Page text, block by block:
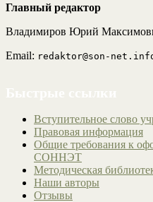
Главный редактор
Владимиров Юрий
Email: redaktor@son-
Вступительное слово
Правовая информация
Общие требования к
СОННЭТ
Методическая
Наши авторы
Отзывы